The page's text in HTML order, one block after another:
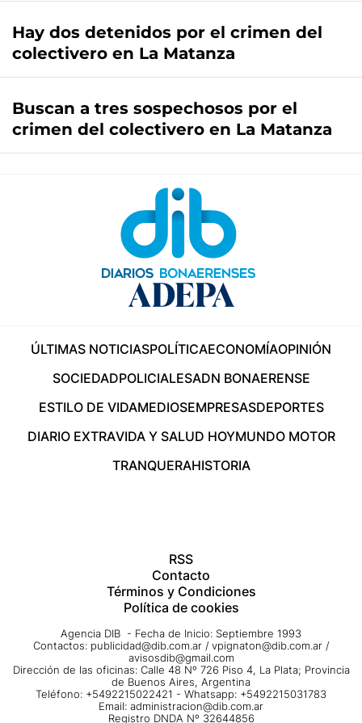
Hay dos detenidos por el crimen del
colectivero en La Matanza
Buscan a tres sospechosos por el
crimen del colectivero en La Matanza
ÚLTIMAS NOTICIASPOLÍTICAECONOMÍAOPINIÓN
SOCIEDADPOLICIALESADN BONAERENSE
ESTILO DE VIDAMEDIOSEMPRESASDEPORTES
DIARIO EXTRAVIDA Y SALUD HOYMUNDO MOTOR
TRANQUERAHISTORIA
RSS
Contacto
Términos y Condiciones
Política de cookies
Agencia DIB - Fecha de Inicio: Septiembre 1993
Contactos: publicidad@dib.com.ar / vpignaton@dib.com.ar /
avisosdib@gmail.com
Dirección de las oficinas: Calle 48 Nº 726 Piso 4, La Plata; Provincia
de Buenos Aires, Argentina
Teléfono: +5492215022421 - Whatsapp: +5492215031783
Email: administracion@dib.com.ar
Registro DNDA Nº 32644856